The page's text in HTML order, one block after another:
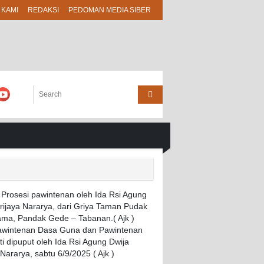
REDAKSI PEDOMAN MEDIA SIBER
Dasa Guna dan Pawintenan
dipuput oleh Ida Rsi Agung Dwija
sabtu 6/9/2025 ( Ajk )